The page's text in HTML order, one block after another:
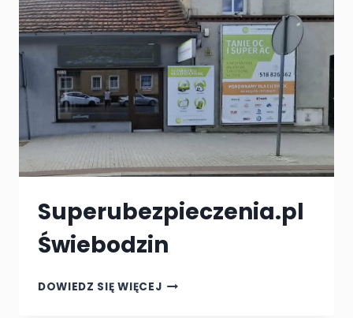
Superubezpieczenia.pl
Świebodzin
DOWIEDZ SIĘ WIĘCEJSUPERUBEZPIECZENIA.PL